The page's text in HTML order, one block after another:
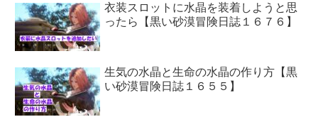
衣装スロットに水晶を装着しようと思
ったら【黒い砂漠冒険日誌１６７６】
生気の水晶と生命の水晶の作り方【黒
い砂漠冒険日誌１６５５】